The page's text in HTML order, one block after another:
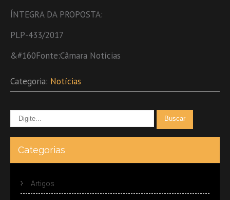
ÍNTEGRA DA PROPOSTA:
PLP-433/2017
&#160Fonte:Câmara Notícias
Categoria: Notícias
Categorias
Artigos